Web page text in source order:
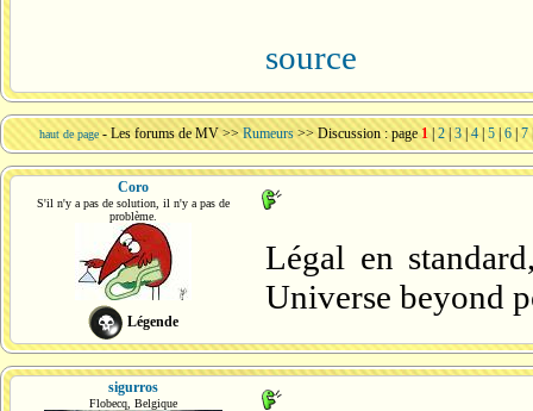
source
haut de page -Les forums de MV>>Rumeurs >> Discussion : page1|2|3 |4 |5|6 |7
Coro
S'il n'y a pas de solution, il n'y a pas de
problème.
Légende
Légal en
Universe beyond
sigurros
Flobecq, Belgique